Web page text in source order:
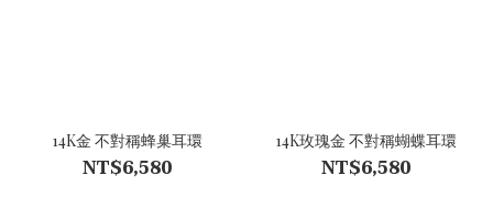
14K金 不對稱蜂巢耳環
NT$6,580
14K玫瑰金 不對稱蝴蝶耳環
NT$6,580